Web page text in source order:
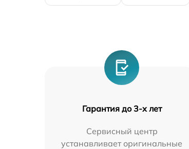
Гарантия до 3-х лет
Сервисный центр
устанавливает оригинальные